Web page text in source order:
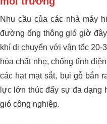
Nhu cầu của các nhà máy
đường ống thông gió giờ
khí di chuyển với vận tốc
hóa chất nhẹ, chống tĩnh
các hạt mạt sắt, bụi gỗ bắn
lực lớn thúc đẩy sự đa dạng
gió công nghiệp.